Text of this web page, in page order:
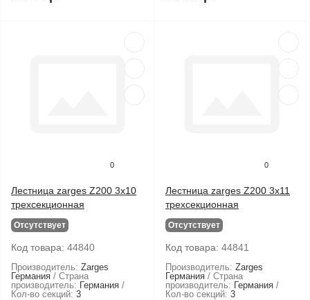
0
Лестница zarges Z200 3x10
трехсекционная
Отсутствует
Код товара: 44840
Производитель: Zarges
Германия
Страна
производитель: Германия
Кол-во секций: 3
0
Лестница zarges Z200 3x11
трехсекционная
Отсутствует
Код товара: 44841
Производитель: Zarges
Германия
Страна
производитель: Германия
Кол-во секций: 3